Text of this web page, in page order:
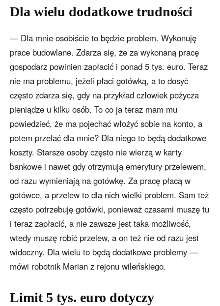
Dla wielu dodatkowe trudności
— Dla mnie osobiście to będzie problem. Wykonuję
prace budowlane. Zdarza się, że za wykonaną pracę
gospodarz powinien zapłacić i ponad 5 tys. euro. Teraz
nie ma problemu, jeżeli płaci gotówką, a to dosyć
często zdarza się, gdy na przykład człowiek pożycza
pieniądze u kilku osób. To co ja teraz mam mu
powiedzieć, że ma pojechać włożyć sobie na konto, a
potem przelać dla mnie? Dla niego to będą dodatkowe
koszty. Starsze osoby często nie wierzą w karty
bankowe i nawet gdy otrzymują emerytury przelewem,
od razu wymieniają na gotówkę. Za pracę płacą w
gotówce, a przelew to dla nich wielki problem. Sam też
często potrzebuję gotówki, ponieważ czasami muszę tu
i teraz zapłacić, a nie zawsze jest taka możliwość,
wtedy muszę robić przelew, a on też nie od razu jest
widoczny. Dla wielu to będą dodatkowe problemy —
mówi robotnik Marian z rejonu wileńskiego.
Limit 5 tys. euro dotyczy